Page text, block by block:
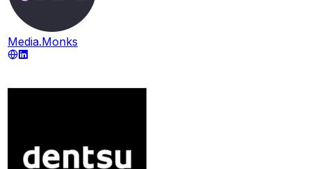
Media.Monks